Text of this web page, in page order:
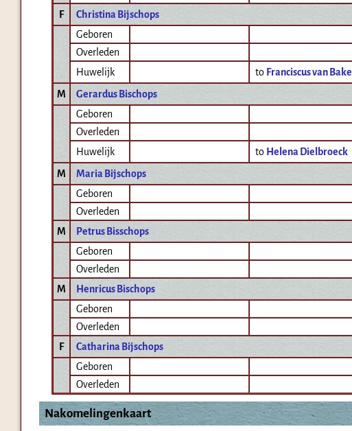
F
Christina Bijschops
Geboren
Overleden
Huwelijk
to Franciscus van Bakel
M
Gerardus Bischops
Geboren
Overleden
Huwelijk
to Helena Dielbroeck
M
Maria Bijschops
Geboren
Overleden
M
Petrus Bisschops
Geboren
Overleden
M
Henricus Bischops
Geboren
Overleden
F
Catharina Bijschops
Geboren
Overleden
Nakomelingenkaart